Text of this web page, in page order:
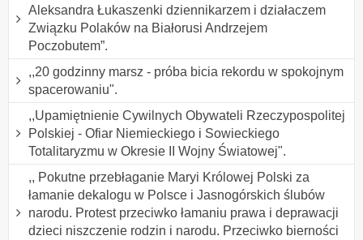
Aleksandra Łukaszenki dziennikarzem i działaczem
Związku Polaków na Białorusi Andrzejem
Poczobutem”.
,,20 godzinny marsz - próba bicia rekordu w spokojnym
spacerowaniu".
,,Upamiętnienie Cywilnych Obywateli Rzeczypospolitej
Polskiej - Ofiar Niemieckiego i Sowieckiego
Totalitaryzmu w Okresie II Wojny Światowej".
,, Pokutne przebłaganie Maryi Królowej Polski za
łamanie dekalogu w Polsce i Jasnogórskich ślubów
narodu. Protest przeciwko łamaniu prawa i deprawacji
dzieci niszczenie rodzin i narodu. Przeciwko bierności